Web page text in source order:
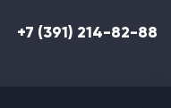
+7 (391) 214-82-88